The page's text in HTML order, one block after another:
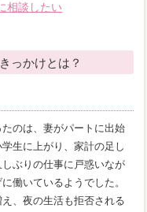
相談したい
っかけとは？
のは、妻がパートに出始
生に上がり、家計の足し
ぶりの仕事に戸惑いなが
働いているようでした。
、夜の生活も拒否される